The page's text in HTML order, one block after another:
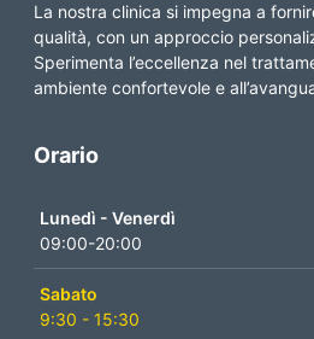
La nostra clinica si impegna a
qualità, con un approccio
Sperimenta l’eccellenza nel
ambiente confortevole e
Orario
Lunedì - Venerdì
09:00-20:00
Sabato
9:30 - 15:30